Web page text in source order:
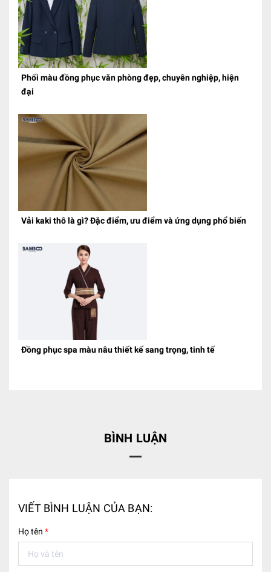
Phối màu đồng phục văn phòng đẹp, chuyên nghiệp, hiện
đại
Vải kaki thô là gì? Đặc điểm, ưu điểm và ứng dụng phổ biến
Đồng phục spa màu nâu thiết kế sang trọng, tinh tế
BÌNH LUẬN
VIẾT BÌNH LUẬN CỦA BẠN:
Họ tên *